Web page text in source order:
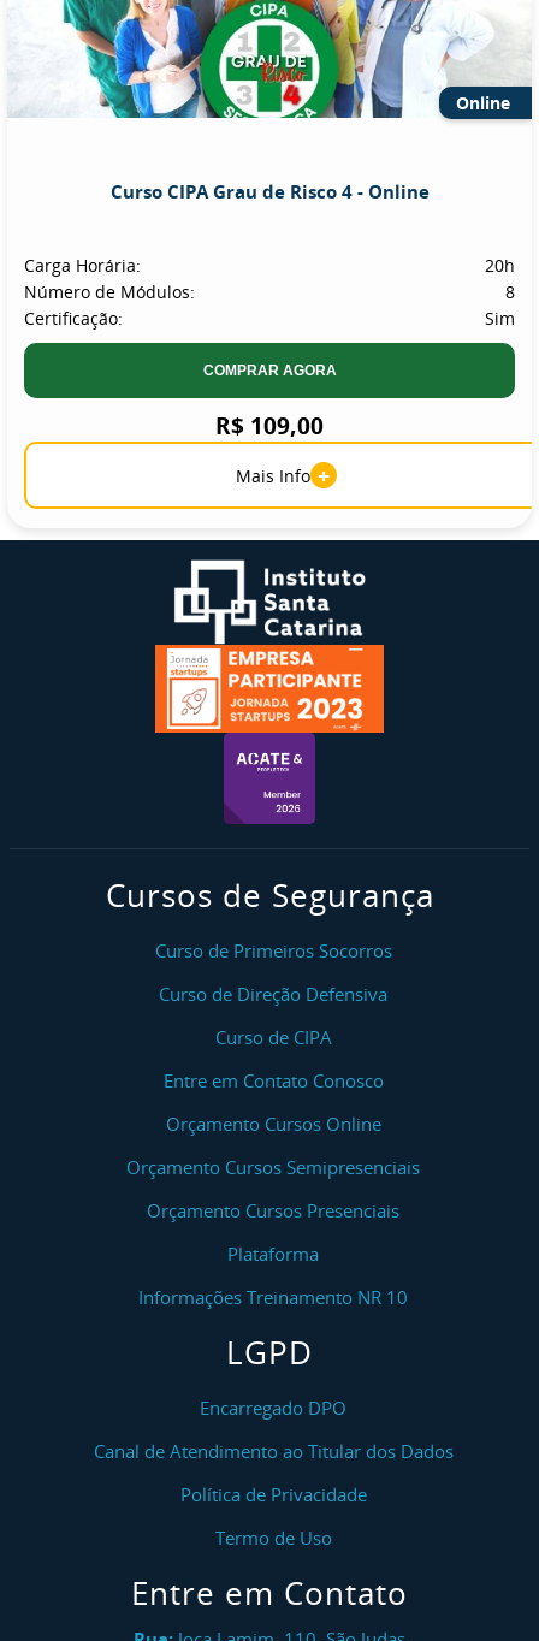
Online
Curso CIPA Grau de Risco 4 - Online
Carga Horária:
20h
Número de Módulos:
8
Certificação:
Sim
COMPRAR AGORA
R$ 109,00
Mais Info +
Cursos de Segurança
Curso de Primeiros Socorros
Curso de Direção Defensiva
Curso de CIPA
Entre em Contato Conosco
Orçamento Cursos Online
Orçamento Cursos Semipresenciais
Orçamento Cursos Presenciais
Plataforma
Informações Treinamento NR 10
LGPD
Encarregado DPO
Canal de Atendimento ao Titular dos Dados
Política de Privacidade
Termo de Uso
Entre em Contato